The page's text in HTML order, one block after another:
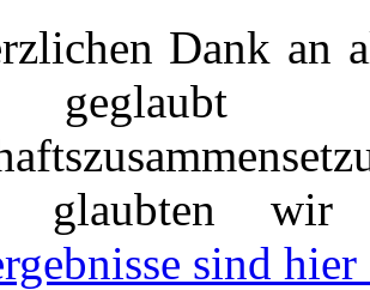
Dank an
glaubten
sind